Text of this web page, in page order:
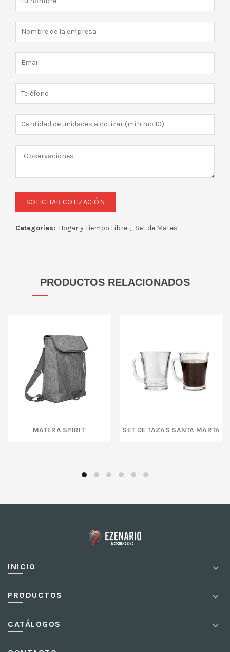
Categorías: Hogar y Tiempo Libre , Set de Mates
PRODUCTOS RELACIONADOS
MATERA SPIRIT SET DE TAZAS SANTA MARTA
INICIO
PRODUCTOS
CATÁLOGOS